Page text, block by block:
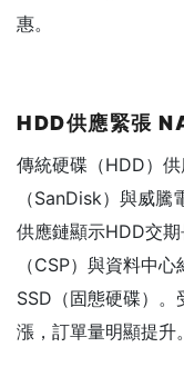
惠。
HDD供應緊張
傳統硬碟（HDD）
（SanDisk）與威
供應鏈顯示HDD交
（CSP）與資料中
SSD（固態硬碟）
漲，訂單量明顯提升